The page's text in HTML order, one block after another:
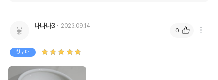
나나나3 2023.09.14
첫구매
0